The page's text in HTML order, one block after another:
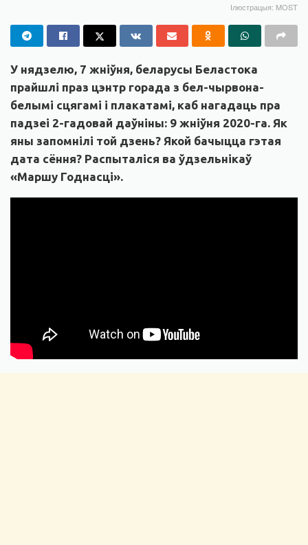
Ілюстрацыя: MOST
У нядзелю, 7 жніўня, беларусы Беластока
прайшлі праз цэнтр горада з бел-чырвона-
белымі сцягамі і плакатамі, каб нагадаць пра
падзеі 2-гадовай даўніны: 9 жніўня 2020-га. Як
яны запомнілі той дзень? Якой бачыцца гэтая
дата сёння? Распыталіся ва ўдзельнікаў
«Маршу Годнасці».